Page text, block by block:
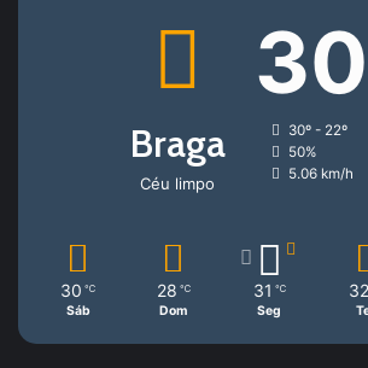
Braga
Céu limpo
30
30º - 22º
50%
5.06 km/h
30 ℃
Sáb
28 ℃
Dom
31 ℃
Seg
32